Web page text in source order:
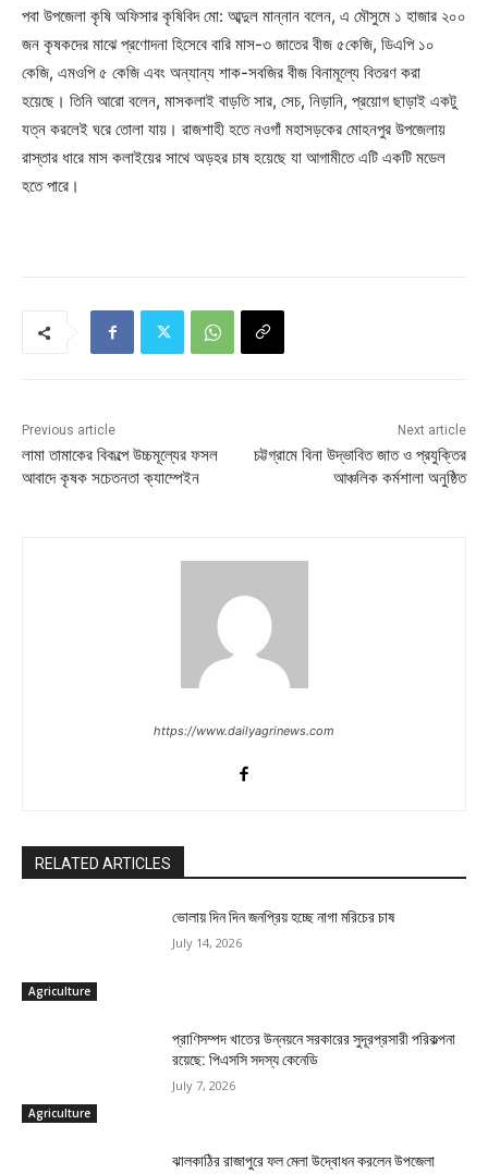
পবা উপজেলা কৃষি অফিসার কৃষিবিদ মো: আব্দুল মান্নান বলেন, এ মৌসুমে ১ হাজার ২০০
জন কৃষকদের মাঝে প্রণোদনা হিসেবে বারি মাস-৩ জাতের বীজ ৫কেজি, ডিএপি ১০
কেজি, এমওপি ৫ কেজি এবং অন্যান্য শাক-সবজির বীজ বিনামূল্যে বিতরণ করা
হয়েছে। তিনি আরো বলেন, মাসকলাই বাড়তি সার, সেচ, নিড়ানি, প্রয়োগ ছাড়াই একটু
যত্ন করলেই ঘরে তোলা যায়। রাজশাহী হতে নওগাঁ মহাসড়কের মোহনপুর উপজেলায়
রাস্তার ধারে মাস কলাইয়ের সাথে অড়হর চাষ হয়েছে যা আগামীতে এটি একটি মডেল
হতে পারে।
Previous article
লামা তামাকের বিকল্পে উচ্চমূল্যের ফসল
আবাদে কৃষক সচেতনতা ক্যাম্পেইন
Next article
চট্টগ্রামে বিনা উদ্ভাবিত জাত ও প্রযুক্তির
আঞ্চলিক কর্মশালা অনুষ্ঠিত
https://www.dailyagrinews.com
RELATED ARTICLES
Agriculture
ভোলায় দিন দিন জনপ্রিয় হচ্ছে নাগা মরিচের চাষ
July 14, 2026
Agriculture
প্রাণিসম্পদ খাতের উন্নয়নে সরকারের সুদূরপ্রসারী পরিকল্পনা
রয়েছে: পিএসসি সদস্য কেনেডি
July 7, 2026
ঝালকাঠির রাজাপুরে ফল মেলা উদ্বোধন করলেন উপজেলা